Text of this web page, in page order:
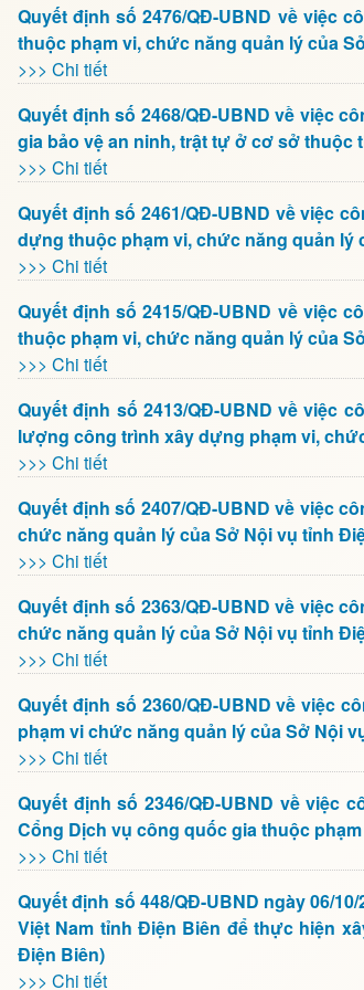
Quyết định số 2476/QĐ-UBND về việc
thuộc phạm vi, chức năng quản lý của
>>> Chi tiết
Quyết định số 2468/QĐ-UBND về việc
gia bảo vệ an ninh, trật tự ở cơ sở thuộc
>>> Chi tiết
Quyết định số 2461/QĐ-UBND về việc
dựng thuộc phạm vi, chức năng quản lý
>>> Chi tiết
Quyết định số 2415/QĐ-UBND về việc
thuộc phạm vi, chức năng quản lý của
>>> Chi tiết
Quyết định số 2413/QĐ-UBND về việc
lượng công trình xây dựng phạm vi,
>>> Chi tiết
Quyết định số 2407/QĐ-UBND về việc
chức năng quản lý của Sở Nội vụ tỉnh
>>> Chi tiết
Quyết định số 2363/QĐ-UBND về việc
chức năng quản lý của Sở Nội vụ tỉnh
>>> Chi tiết
Quyết định số 2360/QĐ-UBND về việc
phạm vi chức năng quản lý của Sở Nội
>>> Chi tiết
Quyết định số 2346/QĐ-UBND về việc
Cổng Dịch vụ công quốc gia thuộc
>>> Chi tiết
Quyết định số 448/QĐ-UBND ngày 06/
Việt Nam tỉnh Điện Biên để thực hiện
Điện Biên)
>>> Chi tiết